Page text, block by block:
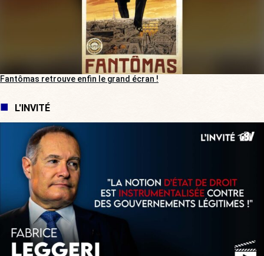
Fantômas retrouve enfin le grand écran !
L'INVITÉ